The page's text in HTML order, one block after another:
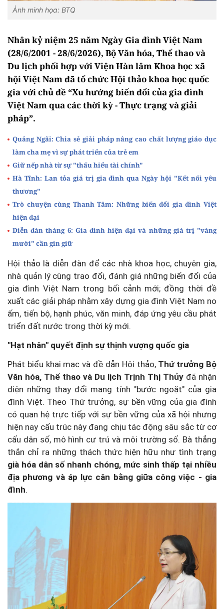
Ảnh minh họa: BTQ
Nhân kỷ niệm 25 năm Ngày Gia đình Việt Nam
(28/6/2001 - 28/6/2026), Bộ Văn hóa, Thể thao và
Du lịch phối hợp với Viện Hàn lâm Khoa học xã
hội Việt Nam đã tổ chức Hội thảo khoa học quốc
gia với chủ đề “Xu hướng biến đổi của gia đình
Việt Nam qua các thời kỳ - Thực trạng và giải
pháp”.
Quảng Ngãi: Chia sẻ giải pháp nâng cao chất lượng giáo dục
làm cha mẹ vì sự phát triển của trẻ em
Giữ nếp nhà từ sự "thấu hiểu tài chính"
Hà Tĩnh: Lan tỏa giá trị gia đình qua Ngày hội "Kết nối yêu
thương"
Trò chuyện cùng Thanh Tâm: Những biến đổi gia đình Việt
hiện đại
Diễn đàn tháng 6: Gia đình hiện đại và những giá trị "vàng
mười" cần gìn giữ
Hội thảo là diễn đàn để các nhà khoa học, chuyên gia,
nhà quản lý cùng trao đổi, đánh giá những biến đổi của
gia đình Việt Nam trong bối cảnh mới; đồng thời đề
xuất các giải pháp nhằm xây dựng gia đình Việt Nam no
ấm, tiến bộ, hạnh phúc, văn minh, đáp ứng yêu cầu phát
triển đất nước trong thời kỳ mới.
"Hạt nhân" quyết định sự thịnh vượng quốc gia
Phát biểu khai mạc và đề dẫn Hội thảo, Thứ trưởng Bộ
Văn hóa, Thể thao và Du lịch Trịnh Thị Thủy đã nhận
diện những thay đổi mang tính "bước ngoặt" của gia
đình Việt. Theo Thứ trưởng, sự bền vững của gia đình
có quan hệ trực tiếp với sự bền vững của xã hội nhưng
hiện nay cấu trúc này đang chịu tác động sâu sắc từ cơ
cấu dân số, mô hình cư trú và môi trường số. Bà thẳng
thắn chỉ ra những thách thức hiện hữu như tình trạng
già hóa dân số nhanh chóng, mức sinh thấp tại nhiều
địa phương và áp lực cân bằng giữa công việc - gia
đình.